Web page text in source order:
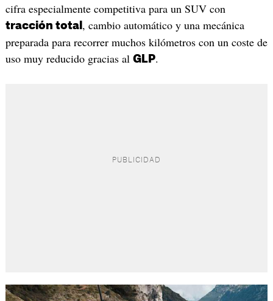
cifra especialmente competitiva para un SUV con
tracción total , cambio automático y una mecánica
preparada para recorrer muchos kilómetros con un coste de
uso muy reducido gracias al GLP.